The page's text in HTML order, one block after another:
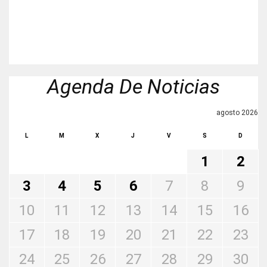
Agenda De Noticias
agosto 2026
L M X J V S D
1
2
3
4 5 6 7 8
9
10
11 12 13 14 15
16
17
18 19 20 21 22
23
24
25 26 27 28 29 30